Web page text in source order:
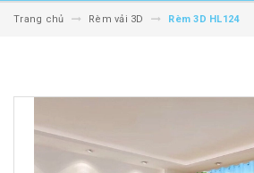
Trang chủ Rèm vải 3D Rèm 3D HL124